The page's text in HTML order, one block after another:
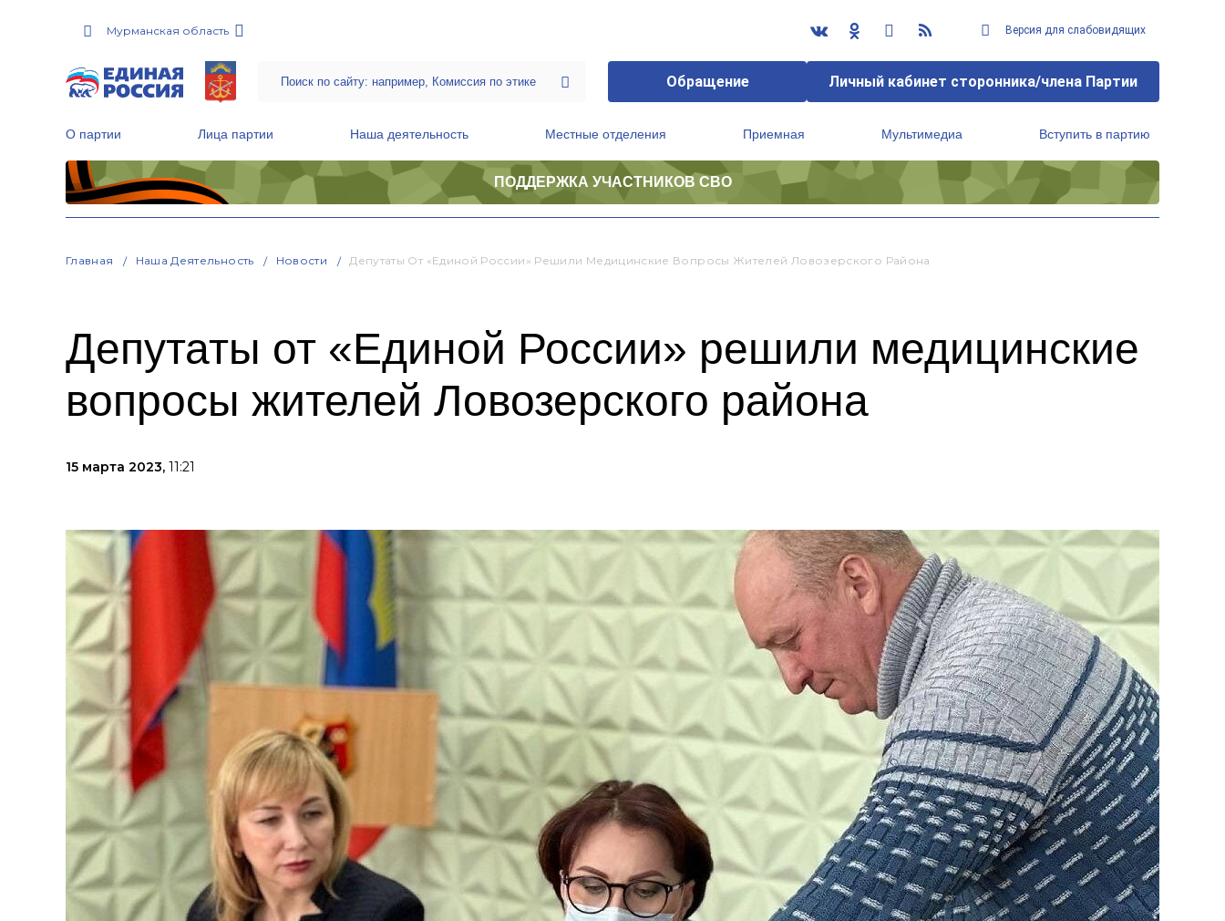
Мурманская область Версия для слабовидящих
Обращение Личный кабинет сторонника/члена Партии
О партии Лица партии Наша деятельность Местные отделения Приемная Мультимедиа Вступить в партию
ПОДДЕРЖКА УЧАСТНИКОВ СВО
Главная Наша Деятельность Новости Депутаты От «Единой России» Решили Медицинские Вопросы Жителей Ловозерского Района
Депутаты от «Единой России» решили медицинские
вопросы жителей Ловозерского района
15 марта 2023, 11:21